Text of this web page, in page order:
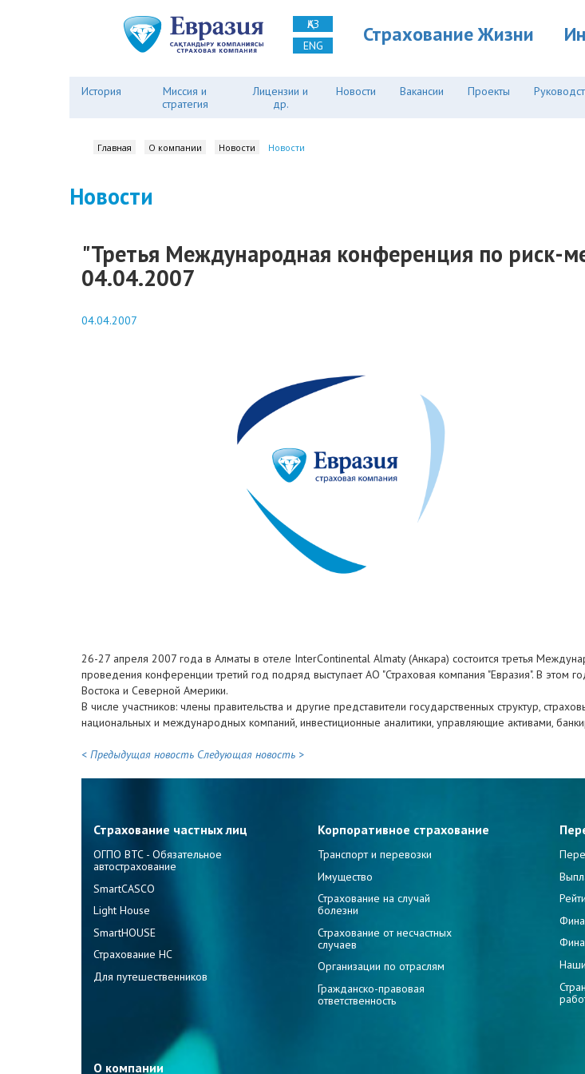
ҚАЗ
ENG
Страхование Жизни
История
Миссия и
стратегия
Лицензии и
др.
Новости Вакансии Проекты
Главная О компании Новости Новости
Новости
"Третья Международная конференция по риск-
04.04.2007
04.04.2007
26-27 апреля 2007 года в Алматы в отеле InterContinental Almaty (Анкара) состоится третья
проведения конференции третий год подряд выступает АО "Страховая компания "Евразия". В этом
Востока и Северной Америки.
В числе участников: члены правительства и другие представители государственных структур,
национальных и международных компаний, инвестиционные аналитики, управляющие активами,
< Предыдущая новость Следующая новость >
Страхование частных лиц
ОГПО ВТС - Обязательное
автострахование
SmartCASCO
Light House
SmartHOUSE
Страхование НС
Для путешественников
Корпоративное страхование
Транспорт и перевозки
Имущество
Страхование на случай
болезни
Страхование от несчастных
случаев
Организации по отраслям
Гражданско-правовая
ответственность
О компании